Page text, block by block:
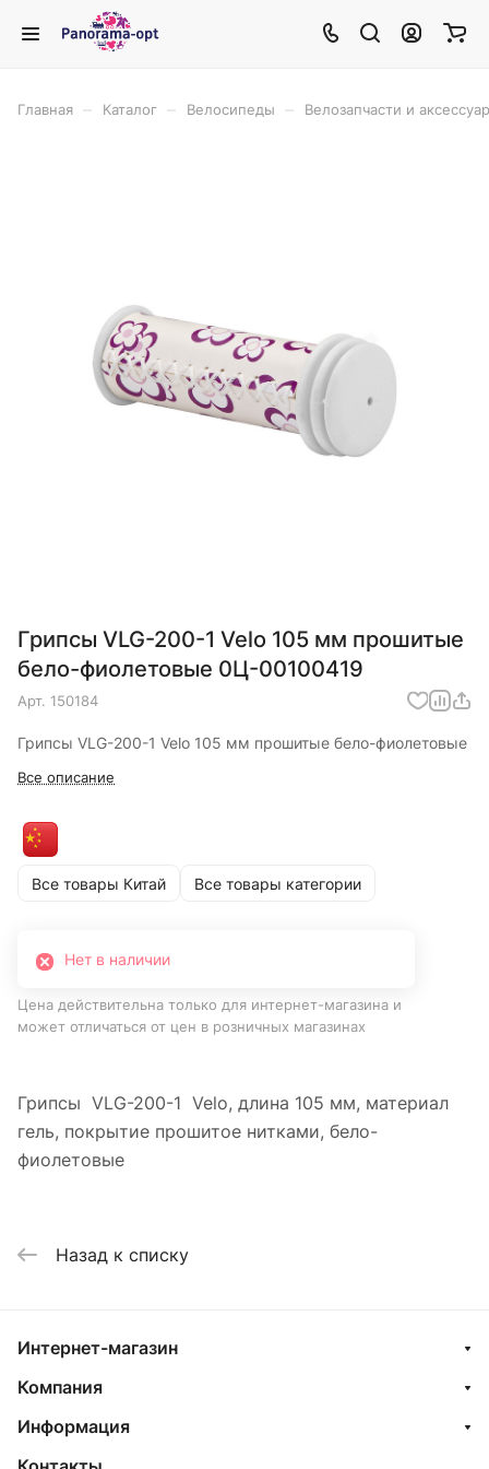
Главная Каталог Велосипеды Велозапчасти и
Грипсы VLG-200-1 Velo 105 мм прошитые
бело-фиолетовые 0Ц-00100419
Арт. 150184
Грипсы VLG-200-1 Velo 105 мм прошитые бело-фиолетовые
Все описание
Все товары Китай Все товары категории
Нет в наличии
Цена действительна только для интернет-магазина и
может отличаться от цен в розничных магазинах
Грипсы VLG-200-1 Velo, длина 105 мм, материал
гель, покрытие прошитое нитками, бело-
фиолетовые
Назад к списку
Интернет-магазин
Компания
Информация